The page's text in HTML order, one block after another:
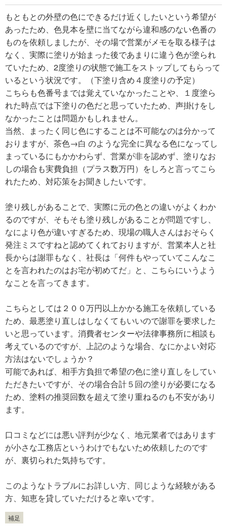
もともとの外壁の色にできるだけ近くしたいという希望が
あったため、色見本を壁に当てながら違和感のない色番の
ものを依頼しましたが、その場で営業がメモを取る様子は
なく、実際に塗りが始まった後であまりに違う色が塗られ
ていたため、2度塗りの状態で施工をストップしてもらって
いるという状況です。（下塗り含め４度塗りの予定）
こちらも色番号までは覚えていなかったことや、１度塗ら
れた時点では下塗りの色だと思っていたため、声掛けをし
なかったことは問題かもしれません。
当然、まったく同じ色にすることは不可能なのは分かって
おりますが、茶色→白 のような完全に異なる色になってし
まっているにもかかわらず、営業が非を認めず、塗りなお
しの場合も実費負担（プラス数万円）をしろと言ってこら
れたため、対応策をお聞きしたいです。
塗り残しがあることで、実際に元の色との違いがよくわか
るのですが、そもそも塗り残しがあることが問題ですし、
なにより色が違いすぎるため、現場の職人さんはおそらく
発注ミスですねと認めてくれておりますが、営業本人と社
長からは謝罪もなく、社長は「何件もやっていてこんなこ
とを言われたのはお宅が初めてだ」と、こちらにいうよう
なことを言ってきます。
こちらとしては２００万円以上かかる施工を依頼している
ため、最悪塗り直しはしなくてもいいので謝罪を要求した
いと思っています。消費者センターや法律事務所に相談も
考えているのですが、上記のような場合、なにかよい対応
方法はないでしょうか？
可能であれば、相手方負担で希望の色に塗り直しをしてい
ただきたいですが、その場合合計５回の塗りが必要になる
ため、塗料の推奨回数を超えて塗り重ねるのも不安があり
ます。
口コミなどには悪い評判が少なく、地元業者ではあります
が小さな工務店というわけでもないため依頼したのです
が、裏切られた気持ちです。
このようなトラブルにお詳しい方、同じような経験がある
方、知恵を貸していただけると幸いです。
補足